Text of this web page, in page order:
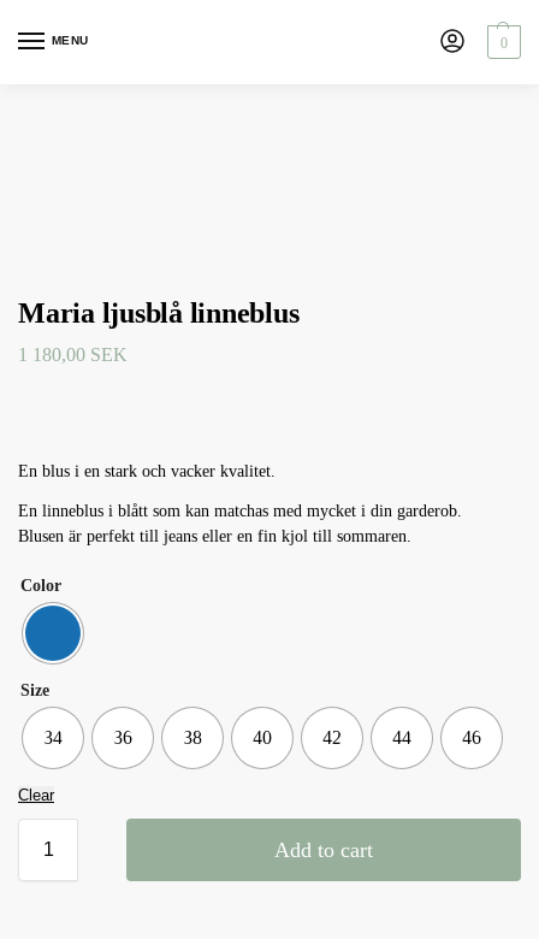
MENU 0
Maria ljusblå linneblus
1 180,00 SEK
En blus i en stark och vacker kvalitet.
En linneblus i blått som kan matchas med mycket i din garderob.
Blusen är perfekt till jeans eller en fin kjol till sommaren.
Color
Size
34 36 38 40 42 44 46
Clear
Add to cart